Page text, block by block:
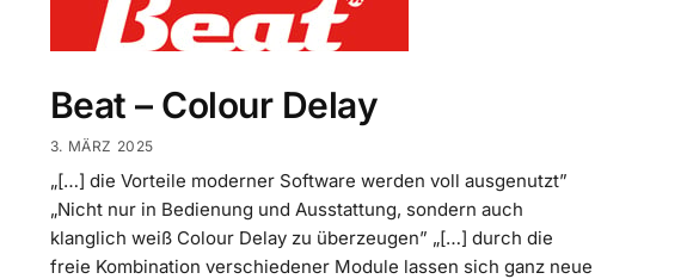
Beat – Colour Delay
3. MÄRZ 2025
„[…] die Vorteile moderner Software werden voll ausgenutzt”
„Nicht nur in Bedienung und Ausstattung, sondern auch
klanglich weiß Colour Delay zu überzeugen” „[…] durch die
freie Kombination verschiedener Module lassen sich ganz neue